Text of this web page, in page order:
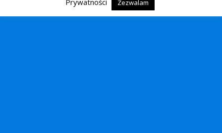
Prywatności
Zezwalam